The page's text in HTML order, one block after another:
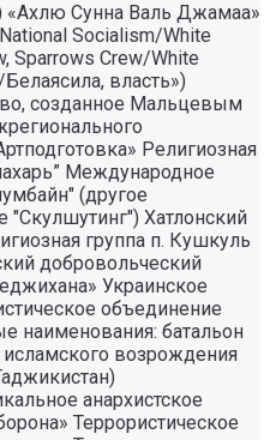
Сунна Валь Джамаа»
Socialism/White
Sparrows Crew/White
власть»)
созданное Мальцевым
Религиозная
Международное
(другое
Хатлонский
группа п. Кушкуль
добровольческий
Украинское
объединение
наименования: батальон
исламского возрождения
анархистское
Террористическое